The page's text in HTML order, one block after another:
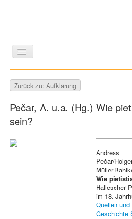
GESCHICHTE
ZEITSCHRIFTEN/
Zurück zu: Aufklärung
Pečar, A. u.a. (Hg.) Wie
sein?
Andreas
Pečar/
Müller-
Wie
Hallescher
im 18.
Quellen
Geschichte